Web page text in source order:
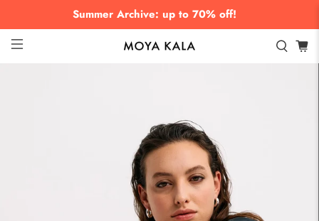
Summer Archive: up to 70% off!